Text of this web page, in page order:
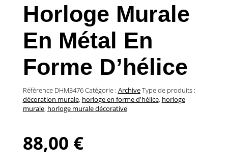
Horloge Murale
En Métal En
Forme D’hélice
Référence DHM3476Catégorie : ArchiveType de produits :
décoration murale, horloge en forme d'hélice, horloge
murale, horloge murale décorative
88,00 €